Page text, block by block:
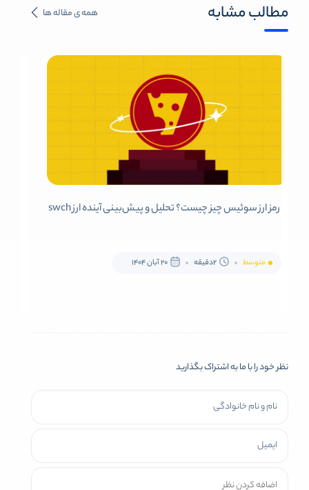
مطالب مشابه همه ی مقاله ها
رمز ارز سوئیس چیز چیست؟ تحلیل و پیش‌بینی آینده ارز swch
متوسط 2دقیقه 20 آبان 1404
نظر خود را با ما به اشتراک بگذارید